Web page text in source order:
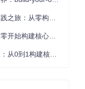
零构建你的技术世界
核心系统的实践指南
建核心系统的实践指南